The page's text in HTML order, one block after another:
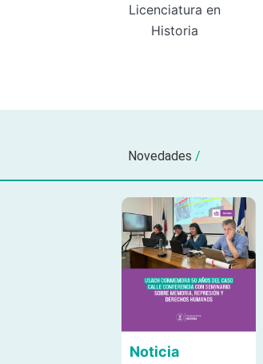
Licenciatura en
Historia
Novedades /
Noticia